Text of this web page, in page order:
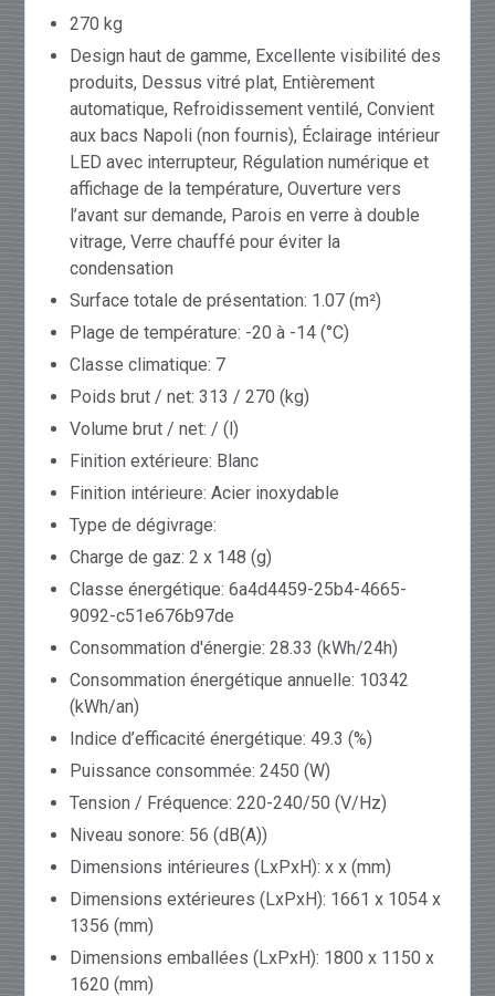
270 kg
Design haut de gamme, Excellente visibilité des
produits, Dessus vitré plat, Entièrement
automatique, Refroidissement ventilé, Convient
aux bacs Napoli (non fournis), Éclairage intérieur
LED avec interrupteur, Régulation numérique et
affichage de la température, Ouverture vers
l’avant sur demande, Parois en verre à double
vitrage, Verre chauffé pour éviter la
condensation
Surface totale de présentation: 1.07 (m²)
Plage de température: -20 à -14 (°C)
Classe climatique: 7
Poids brut / net: 313 / 270 (kg)
Volume brut / net: / (l)
Finition extérieure: Blanc
Finition intérieure: Acier inoxydable
Type de dégivrage:
Charge de gaz: 2 x 148 (g)
Classe énergétique: 6a4d4459-25b4-4665-
9092-c51e676b97de
Consommation d'énergie: 28.33 (kWh/24h)
Consommation énergétique annuelle: 10342
(kWh/an)
Indice d’efficacité énergétique: 49.3 (%)
Puissance consommée: 2450 (W)
Tension / Fréquence: 220-240/50 (V/Hz)
Niveau sonore: 56 (dB(A))
Dimensions intérieures (LxPxH): x x (mm)
Dimensions extérieures (LxPxH): 1661 x 1054 x
1356 (mm)
Dimensions emballées (LxPxH): 1800 x 1150 x
1620 (mm)